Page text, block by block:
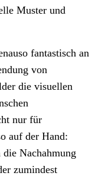
Muster und
fantastisch an
von
die visuellen
nur für
auf der Hand:
Nachahmung
zumindest